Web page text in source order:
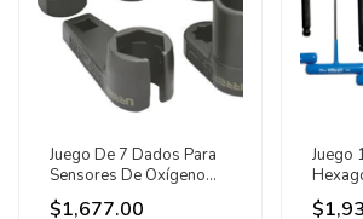
Juego De 7 Dados Para
Sensores De Oxígeno
Urrea Negro
$1,677.00
Juego